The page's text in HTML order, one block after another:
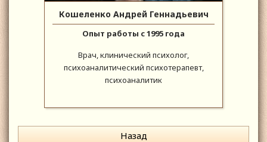
Кошеленко Андрей Геннадьевич
Опыт работы с 1995 года
Врач, клинический психолог,
психоаналитический психотерапевт,
психоаналитик
Назад